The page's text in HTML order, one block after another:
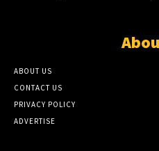
ABOUT US
CONTACT US
PRIVACY POLICY
ADVERTISE